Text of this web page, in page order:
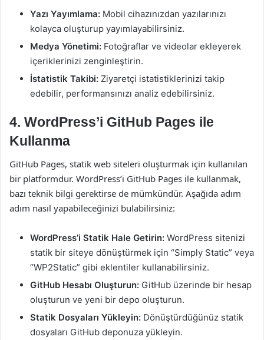
Yazı Yayımlama: Mobil cihazınızdan yazılarınızı
kolayca oluşturup yayımlayabilirsiniz.
Medya Yönetimi: Fotoğraflar ve videolar ekleyerek
içeriklerinizi zenginleştirin.
İstatistik Takibi: Ziyaretçi istatistiklerinizi takip
edebilir, performansınızı analiz edebilirsiniz.
4. WordPress’i GitHub Pages ile
Kullanma
GitHub Pages, statik web siteleri oluşturmak için kullanılan
bir platformdur. WordPress’i GitHub Pages ile kullanmak,
bazı teknik bilgi gerektirse de mümkündür. Aşağıda adım
adım nasıl yapabileceğinizi bulabilirsiniz:
WordPress’i Statik Hale Getirin: WordPress sitenizi
statik bir siteye dönüştürmek için “Simply Static” veya
“WP2Static” gibi eklentiler kullanabilirsiniz.
GitHub Hesabı Oluşturun: GitHub üzerinde bir hesap
oluşturun ve yeni bir depo oluşturun.
Statik Dosyaları Yükleyin: Dönüştürdüğünüz statik
dosyaları GitHub deponuza yükleyin.